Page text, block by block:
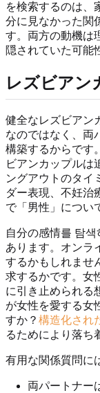
を検索するのは、
分に見なかった関
す。両方の動機は
隠されていた可能
レズビアン
健全なレズビアン
なのではなく、両
構築するからです
ビアンカップルは
ングアウトのタイ
ダー表現、不妊治
で「男性」につい
自分の感情를 탐
あります。オンラ
するかもしれませ
求するかです。女
に引き止められる
が女性を愛する女
すか？ 構造化され
るためにより落ち
有用な関係質問に
両パートナー